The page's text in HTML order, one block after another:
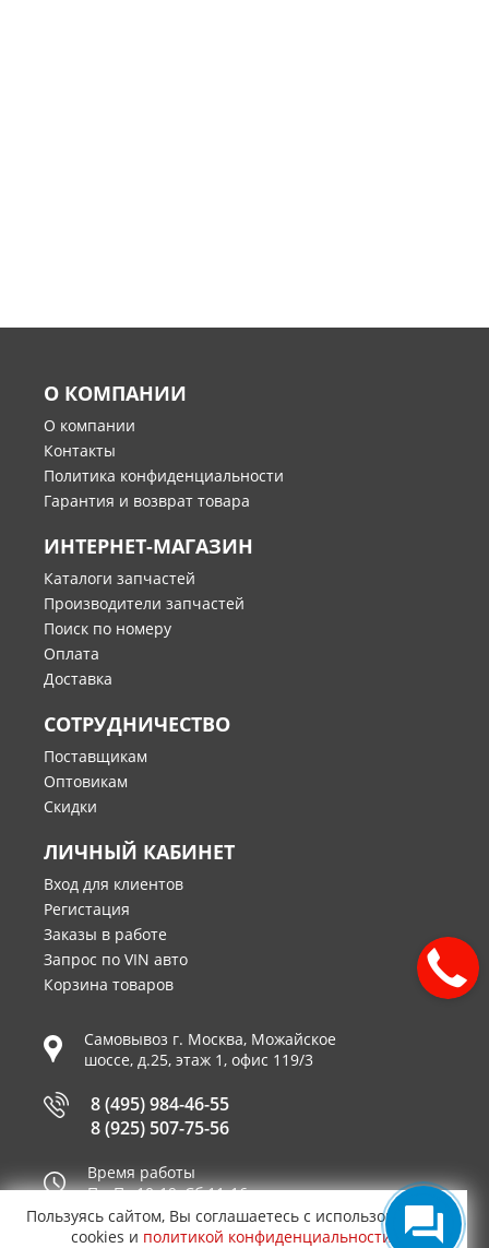
О КОМПАНИИ
О компании
Контакты
Политика конфиденциальности
Гарантия и возврат товара
ИНТЕРНЕТ-МАГАЗИН
Каталоги запчастей
Производители запчастей
Поиск по номеру
Оплата
Доставка
СОТРУДНИЧЕСТВО
Поставщикам
Оптовикам
Скидки
ЛИЧНЫЙ КАБИНЕТ
Вход для клиентов
Регистация
Заказы в работе
Запрос по VIN авто
Корзина товаров
Самовывоз г. Москва, Можайское
шоссе, д.25, этаж 1, офис 119/3
8 (495) 984-46-55
8 (925) 507-75-56
Время работы
Пн-Пт 10-19, Сб 11-16
Принимаем к оплате
Пользуясь сайтом, Вы соглашаетесь с использованием
cookies и политикой конфиденциальности